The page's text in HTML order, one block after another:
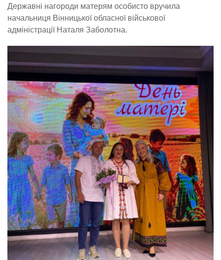
Державні нагороди матерям особисто вручила
начальниця Вінницької обласної військової
адміністрації Наталя Заболотна.